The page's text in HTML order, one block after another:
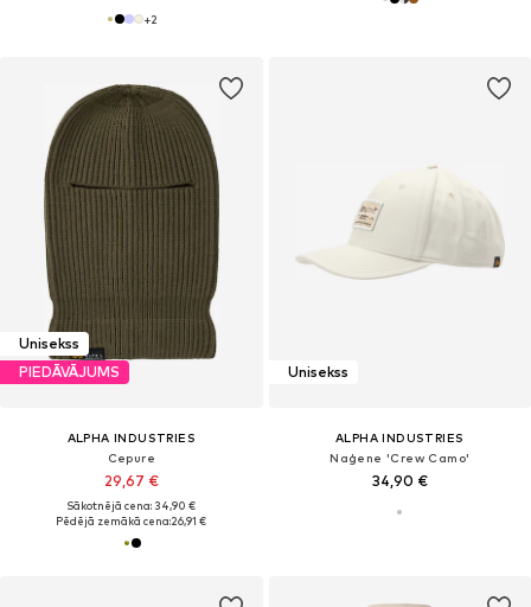
+2
Unisekss
PIEDĀVĀJUMS
ALPHA INDUSTRIES
Cepure
29,67 €
Sākotnējā cena: 34,90 €
Pēdējā zemākā cena:26,91 €
Unisekss
ALPHA INDUSTRIES
Naģene 'Crew Camo'
34,90 €